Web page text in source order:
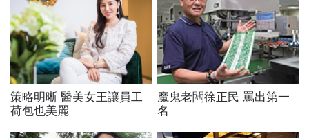
策略明晰 醫美女王讓員工
荷包也美麗
魔鬼老闆徐正民 罵出第一
名